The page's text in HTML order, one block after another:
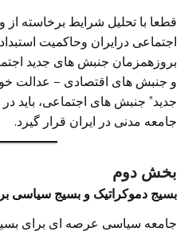
قطعا با تحلیل شرایط برخاسته
اجتماعی درایران وحاکمیت
بروزهمزمان جنبش های جدید
و جنبش های اقتصادی – عدالت
جدید” جنبش های اجتماعی، باید
جامعه مدنی در ایران قرار گیرد.
بخش دوم
بسیج دموکراتیک و بسیج سیاسی
جامعه سیاسی عرصه ای برای